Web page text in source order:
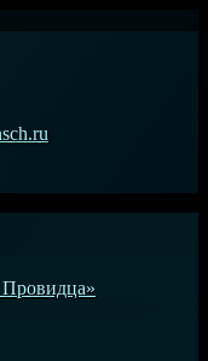
Провидца»